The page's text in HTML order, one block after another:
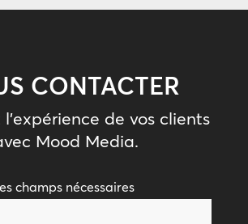
CONTACTER
de vos clients
Mood Media.
champs nécessaires